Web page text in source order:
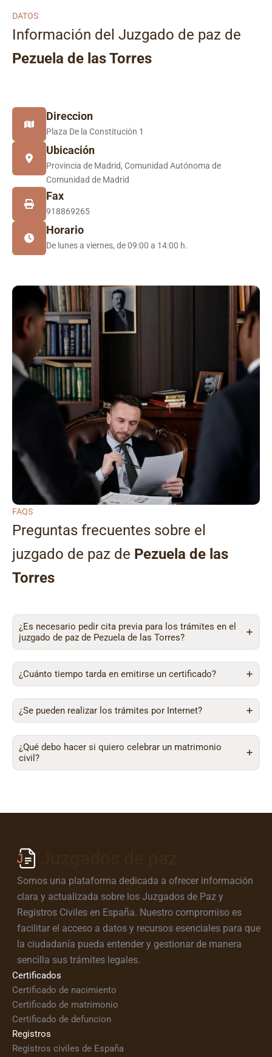
DATOS
Información del Juzgado de paz de
Pezuela de las Torres
Direccion
Plaza De la Constitución 1
Ubicación
Provincia de Madrid, Comunidad Autónoma de
Comunidad de Madrid
Fax
918869265
Horario
De lunes a viernes, de 09:00 a 14:00 h.
FAQS
Preguntas frecuentes sobre el
juzgado de paz de Pezuela de las
Torres
¿Es necesario pedir cita previa para los trámites en el
juzgado de paz de Pezuela de las Torres?
¿Cuánto tiempo tarda en emitirse un certificado?
¿Se pueden realizar los trámites por Internet?
¿Qué debo hacer si quiero celebrar un matrimonio
civil?
Somos una plataforma dedicada a ofrecer información
clara y actualizada sobre los Juzgados de Paz y
Registros Civiles en España. Nuestro compromiso es
facilitar el acceso a datos y recursos esenciales para que
la ciudadanía pueda entender y gestionar de manera
sencilla sus trámites legales.
Certificados
Certificado de nacimiento
Certificado de matrimonio
Certificado de defuncion
Registros
Registros civiles de España